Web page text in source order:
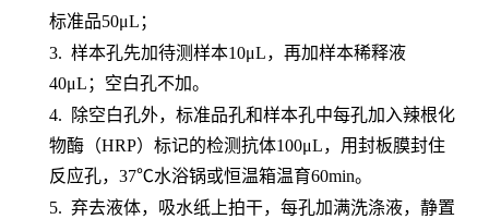
标准品50μL；
3. 样本孔先加待测样本10μL，再加样本稀释液
40μL；空白孔不加。
4.
除空白孔外，标准品孔和样本孔中每孔加入辣根化
物酶（HRP）标记的检测抗体100μL，用封板膜封住
反应孔，37℃水浴锅或恒温箱温育60min。
5. 弃去液体，吸水纸上拍干，每孔加满洗涤液，静置